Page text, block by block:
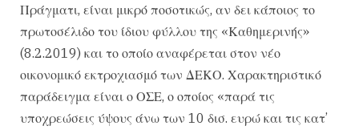
Πράγματι, είναι μικρό ποσοτικώς, αν δει κάποιος το
πρωτοσέλιδο του ίδιου φύλλου της «Καθημερινής»
(8.2.2019) και το οποίο αναφέρεται στον νέο
οικονομικό εκτροχιασμό των ΔΕΚΟ. Χαρακτηριστικό
παράδειγμα είναι ο ΟΣΕ, ο οποίος «παρά τις
υποχρεώσεις ύψους άνω των 10 δισ. ευρώ και τις κατ’